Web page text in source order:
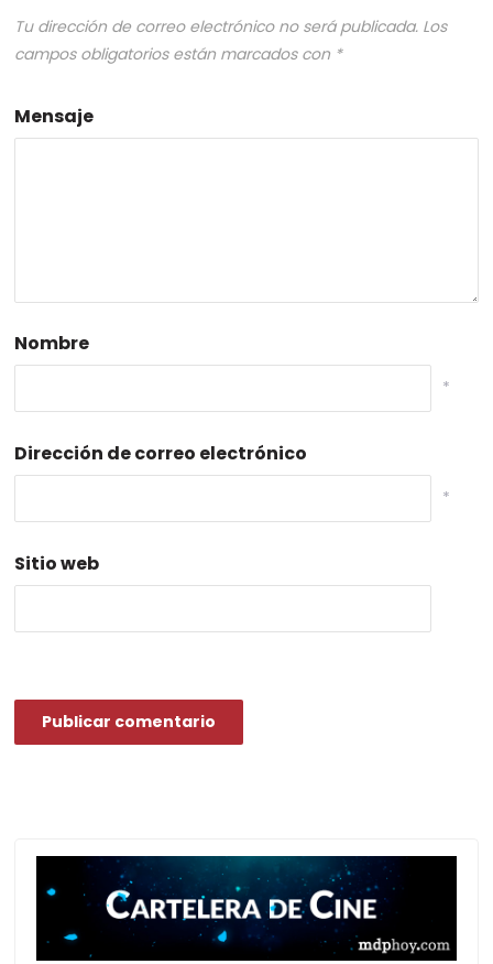
Tu dirección de correo electrónico no será publicada. Los
campos obligatorios están marcados con *
Mensaje
Nombre
*
Dirección de correo electrónico
*
Sitio web